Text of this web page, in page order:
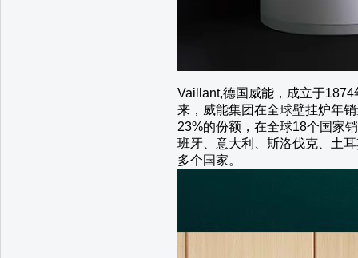
Vaillant,德国威能，成立于
来，威能集团在全球壁挂炉年
23%的份额，在全球18个国家
班牙、意大利、斯洛伐克、土
多个国家。